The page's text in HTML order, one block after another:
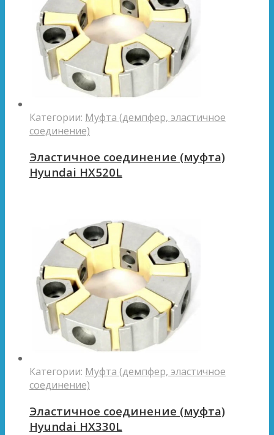
Категории: Муфта (демпфер, эластичное
соединение)
Эластичное соединение (муфта)
Hyundai HX520L
Категории: Муфта (демпфер, эластичное
соединение)
Эластичное соединение (муфта)
Hyundai HX330L